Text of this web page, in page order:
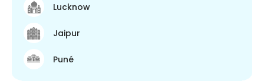
Lucknow
Jaipur
Puné